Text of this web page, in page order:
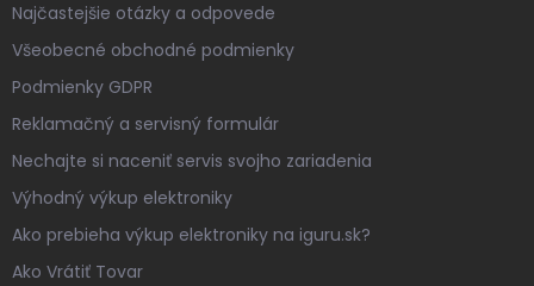
Najčastejšie otázky a odpovede
Všeobecné obchodné podmienky
Podmienky GDPR
Reklamačný a servisný formulár
Nechajte si naceniť servis svojho zariadenia
Výhodný výkup elektroniky
Ako prebieha výkup elektroniky na iguru.sk?
Ako Vrátiť Tovar